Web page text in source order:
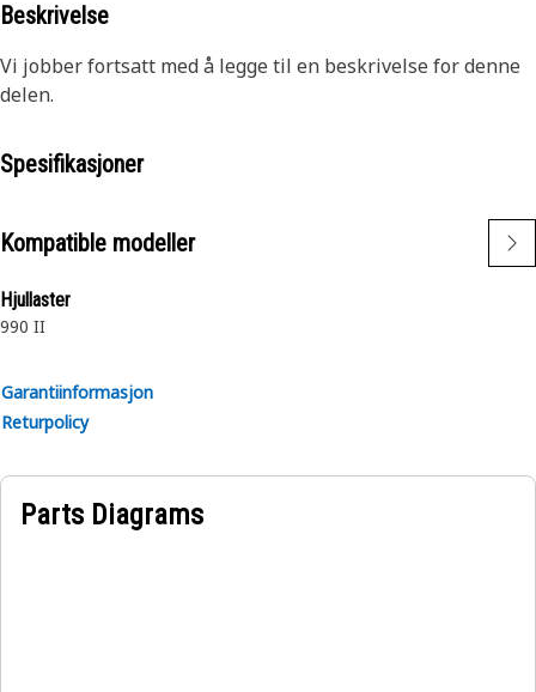
Beskrivelse
Vi jobber fortsatt med å legge til en beskrivelse for denne
delen.
Spesifikasjoner
Kompatible modeller
Hjullaster
990 II
Garantiinformasjon
Returpolicy
Parts Diagrams